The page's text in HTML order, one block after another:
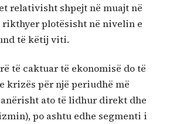
relativisht shpejt në muajt në
rikthyer plotësisht në nivelin e
të këtij viti.
të caktuar të ekonomisë do të
krizës për një periudhë më
ato të lidhur direkt dhe
po ashtu edhe segmenti i